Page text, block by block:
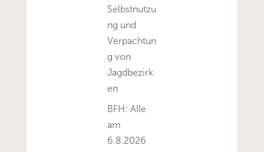
Selbstnutzu
ng und
Verpachtun
g von
Jagdbezirk
en
BFH: Alle
am
6.8.2026